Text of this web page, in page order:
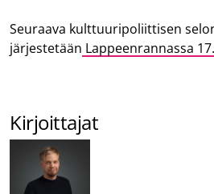
Seuraava kulttuuripoliittisen
järjestetään Lappeenrannassa
Kirjoittajat